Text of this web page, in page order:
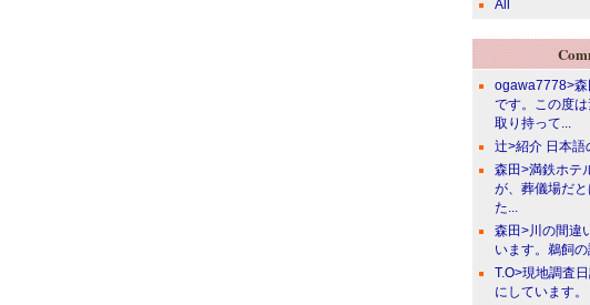
All
ogawa7778>
です。この度
取り持って...
辻>紹介 日本
森田>満鉄ホテ
が、葬儀場だ
た...
森田>川の間違
います。鵜飼
T.O>現地調査
にしています